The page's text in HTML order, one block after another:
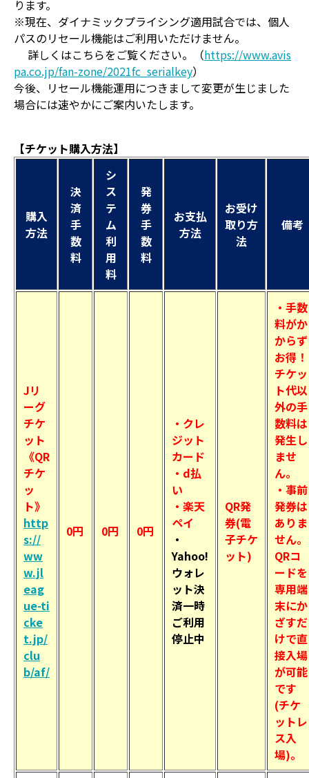
ります。
※現在、ダイナミックプライシング適用試合では、個人
パスのリセール機能はご利用いただけません。
詳しくはこちらをご覧ください。（https://www.avis
pa.co.jp/fan-zone/2021fc_serialkey）
今後、リセール機能運用につきまして変更が生じました
場合には速やかにご案内いたします。
【チケット購入方法】
購入
方法
決
済
手
数
料
シ
ス
テ
ム
利
用
料
発
券
手
数
料
お支払
方法
お受け
取り方
法
備考
Jリ
ーグ
チケ
ット
《QR
チケ
ッ
ト》
http
s://
ww
w.jl
eag
ue-ti
cke
t.jp/
clu
b/af/
0円 0円 0円
・クレ
ジット
カード
・d払
い
・楽天
ペイ
・
Yahoo!
ウォレ
ット決
済一時
ご利用
停止中
QR発
券(電
子チケ
ット)
・手数
料がか
からず
お得！
チケッ
ト代以
外の手
数料は
発生し
ませ
ん。
・事前
発券は
ありま
せん。
QRコ
ードを
専用端
末にか
ざすだ
けで直
接入場
が可能
です
(チケ
ットレ
ス入
場)。